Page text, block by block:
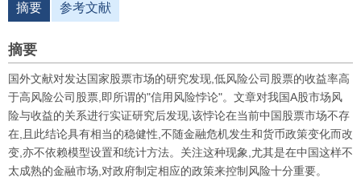
摘要 参考文献
摘要
国外文献对发达国家股票市场的研究发现,低风险公司股票的收益率高
于高风险公司股票,即所谓的"信用风险悖论"。文章对我国A股市场风
险与收益的关系进行实证研究后发现,该悖论在当前中国股票市场不存
在,且此结论具有相当的稳健性,不随金融危机发生和货币政策变化而改
变,亦不依赖模型设置和统计方法。关注这种现象,尤其是在中国这样不
太成熟的金融市场,对政府制定相应的政策来控制风险十分重要。